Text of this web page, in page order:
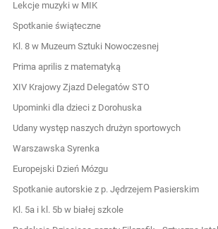
Lekcje muzyki w MIK
Spotkanie świąteczne
Kl. 8 w Muzeum Sztuki Nowoczesnej
Prima aprilis z matematyką
XIV Krajowy Zjazd Delegatów STO
Upominki dla dzieci z Dorohuska
Udany występ naszych drużyn sportowych
Warszawska Syrenka
Europejski Dzień Mózgu
Spotkanie autorskie z p. Jędrzejem Pasierskim
Kl. 5a i kl. 5b w białej szkole